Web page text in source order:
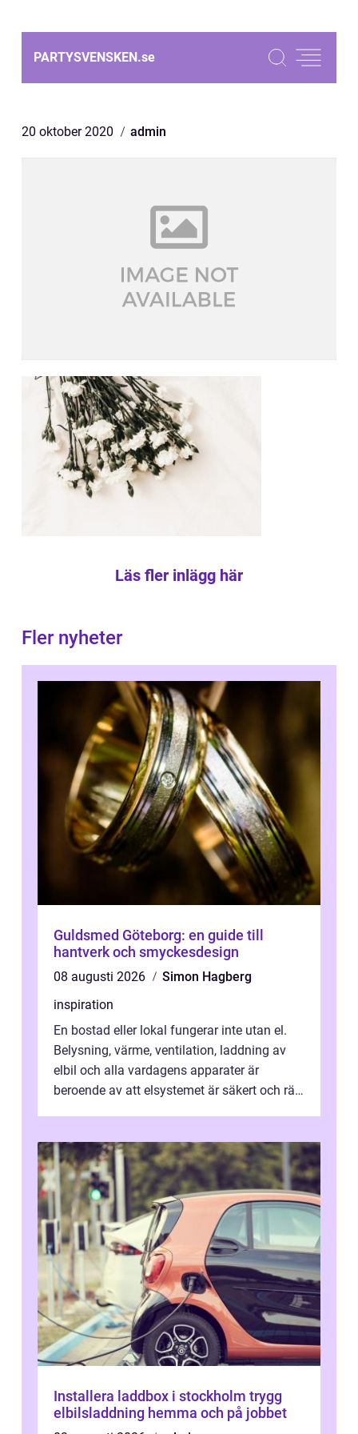
PARTYSVENSKEN.se
20 oktober 2020 admin
Läs fler inlägg här
Fler nyheter
Guldsmed Göteborg: en guide till
hantverk och smyckesdesign
08 augusti 2026
Simon Hagberg
inspiration
En bostad eller lokal fungerar inte utan el.
Belysning, värme, ventilation, laddning av
elbil och alla vardagens apparater är
beroende av att elsystemet är säkert och rätt
Installera laddbox i stockholm trygg
elbilsladdning hemma och på jobbet